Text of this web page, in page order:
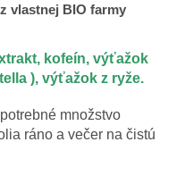
vlastnej BIO farmy
kofeín, výťažok
), výťažok z ryže.
množstvo
ráno a večer na čistú